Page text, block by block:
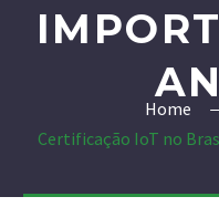
Home
Certificação IoT no